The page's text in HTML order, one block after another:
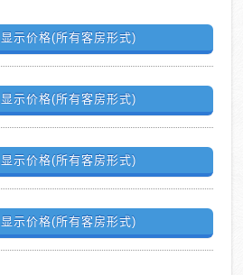
显示价格(所有客房形式)
显示价格(所有客房形式)
显示价格(所有客房形式)
显示价格(所有客房形式)